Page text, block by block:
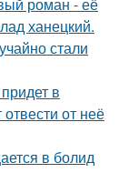
ханецкий.
стали
в
от неё
в болид